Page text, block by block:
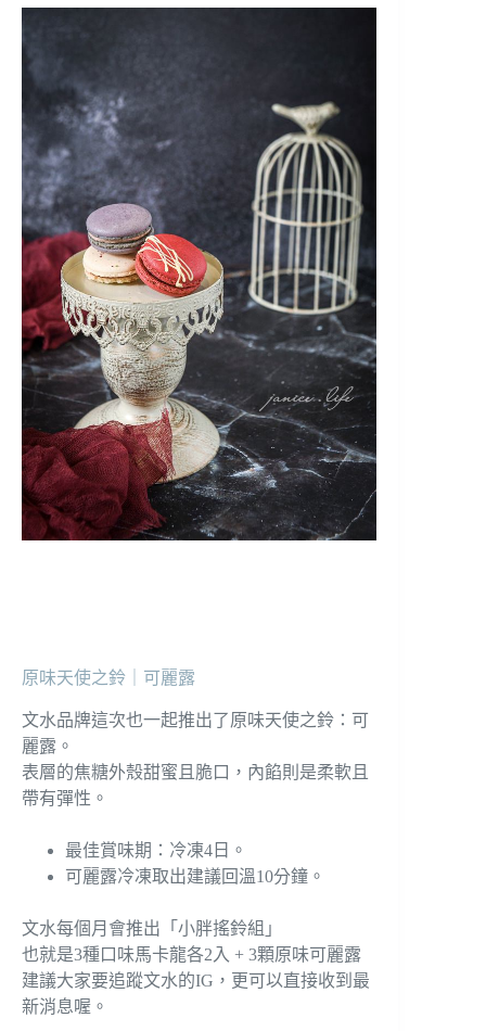
原味天使之鈴｜可麗露
文水品牌這次也一起推出了原味天使之鈴：可
麗露。
表層的焦糖外殼甜蜜且脆口，內餡則是柔軟且
帶有彈性。
最佳賞味期：冷凍4日。
可麗露冷凍取出建議回溫10分鐘。
文水每個月會推出「小胖搖鈴組」
也就是3種口味馬卡龍各2入 + 3顆原味可麗露
建議大家要追蹤文水的IG，更可以直接收到最
新消息喔。